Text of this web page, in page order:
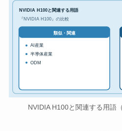
NVIDIA H100と関連する用語
『NVIDIA H100』の比較
類似・関連
AI産業
半導体産業
ODM
NVIDIA H100と関連する用語